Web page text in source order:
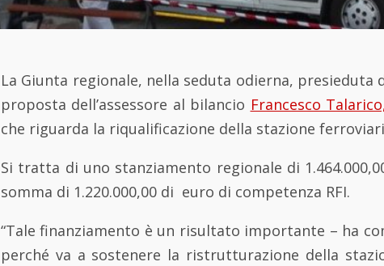
La Giunta regionale, nella seduta odierna, presieduta
proposta dell’assessore al bilancio Francesco
che riguarda la riqualificazione della stazione
Si tratta di uno stanziamento regionale di
somma di 1.220.000,00 di euro di competenza RFI.
“Tale finanziamento è un risultato importante – ha
perché va a sostenere la ristrutturazione della